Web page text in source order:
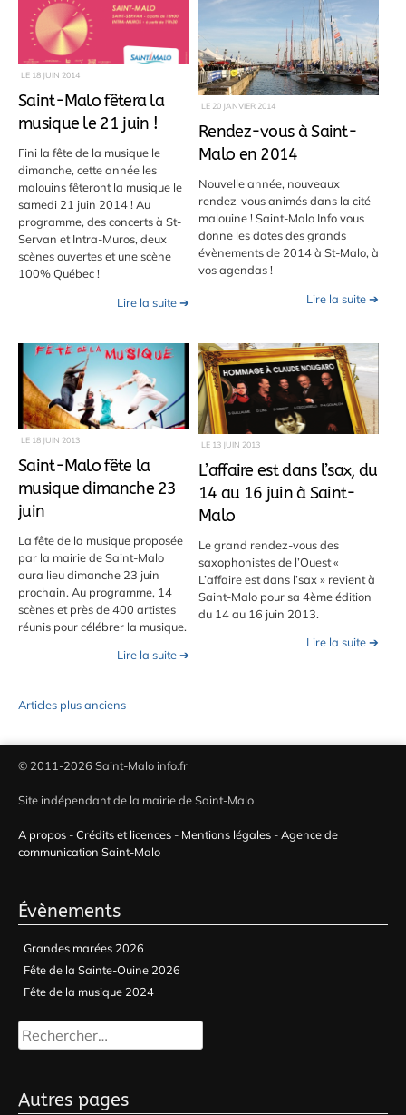
LE 18 JUIN 2014
Saint-Malo fêtera la
musique le 21 juin !
Fini la fête de la musique le
dimanche, cette année les
malouins fêteront la musique le
samedi 21 juin 2014 ! Au
programme, des concerts à St-
Servan et Intra-Muros, deux
scènes ouvertes et une scène
100% Québec !
Lire la suite ➔
LE 20 JANVIER 2014
Rendez-vous à Saint-
Malo en 2014
Nouvelle année, nouveaux
rendez-vous animés dans la cité
malouine ! Saint-Malo Info vous
donne les dates des grands
évènements de 2014 à St-Malo, à
vos agendas !
Lire la suite ➔
LE 18 JUIN 2013
Saint-Malo fête la
musique dimanche 23
juin
La fête de la musique proposée
par la mairie de Saint-Malo
aura lieu dimanche 23 juin
prochain. Au programme, 14
scènes et près de 400 artistes
réunis pour célébrer la musique.
Lire la suite ➔
LE 13 JUIN 2013
L’affaire est dans l’sax, du
14 au 16 juin à Saint-
Malo
Le grand rendez-vous des
saxophonistes de l’Ouest «
L’affaire est dans l’sax » revient à
Saint-Malo pour sa 4ème édition
du 14 au 16 juin 2013.
Lire la suite ➔
Navigation
des
articles
Articles plus anciens
© 2011-2026 Saint-Malo info.fr
Site indépendant de la mairie de Saint-Malo
A propos -Crédits et licences - Mentions légales -Agence de
communication Saint-Malo
Évènements
Grandes marées 2026
Fête de la Sainte-Ouine 2026
Fête de la musique 2024
Rechercher :
Autres pages